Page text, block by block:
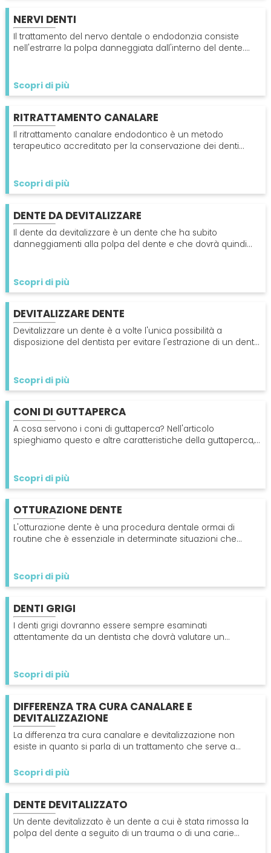
NERVI DENTI
Il trattamento del nervo dentale o endodonzia consiste
nell'estrarre la polpa danneggiata dall'interno del dente.
Scopri di più
RITRATTAMENTO CANALARE
Il ritrattamento canalare endodontico è un metodo
terapeutico accreditato per la conservazione dei denti
Scopri di più
DENTE DA DEVITALIZZARE
Il dente da devitalizzare è un dente che ha subito
danneggiamenti alla polpa del dente e che dovrà quindi
Scopri di più
DEVITALIZZARE DENTE
Devitalizzare un dente è a volte l'unica possibilità a
disposizione del dentista per evitare l'estrazione di un dente
Scopri di più
CONI DI GUTTAPERCA
A cosa servono i coni di guttaperca? Nell'articolo
spieghiamo questo e altre caratteristiche della guttaperca,
Scopri di più
OTTURAZIONE DENTE
L'otturazione dente è una procedura dentale ormai di
routine che è essenziale in determinate situazioni che
Scopri di più
DENTI GRIGI
I denti grigi dovranno essere sempre esaminati
attentamente da un dentista che dovrà valutare un
Scopri di più
DIFFERENZA TRA CURA CANALARE E
DEVITALIZZAZIONE
La differenza tra cura canalare e devitalizzazione non
esiste in quanto si parla di un trattamento che serve a
Scopri di più
DENTE DEVITALIZZATO
Un dente devitalizzato è un dente a cui è stata rimossa la
polpa del dente a seguito di un trauma o di una carie